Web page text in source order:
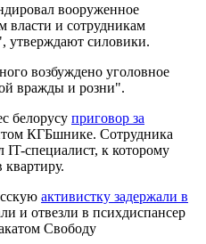
вооруженное
власти и сотрудникам
утверждают силовики.
возбуждено уголовное
вражды и розни".
белорусу приговор за
КГБшнике. Сотрудника
IT-специалист, к которому
активистку задержали в
и отвезли в психдиспансер
Свободу